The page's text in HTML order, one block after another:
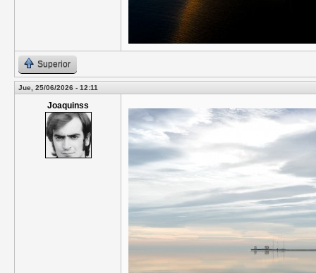
Superior
Jue, 25/06/2026 - 12:11
Joaquinss